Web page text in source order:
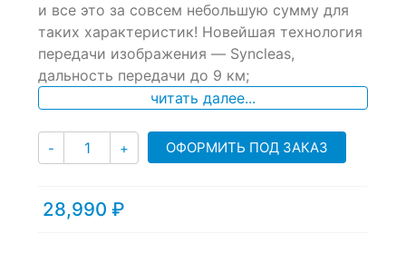
on
customer
ratings
и все это за совсем небольшую сумму для
таких характеристик! Новейшая технология
передачи изображения — Syncleas,
дальность передачи до 9 км;
читать далее...
- Количество
+ ОФОРМИТЬ ПОД ЗАКАЗ
28,990 ₽